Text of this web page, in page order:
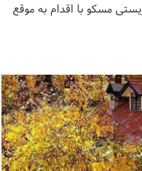
مسکو با اقدام به موقع